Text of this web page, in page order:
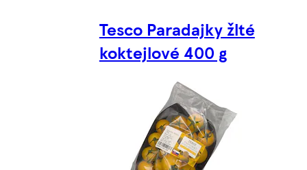
Tesco Paradajky žlté
koktejlové 400 g